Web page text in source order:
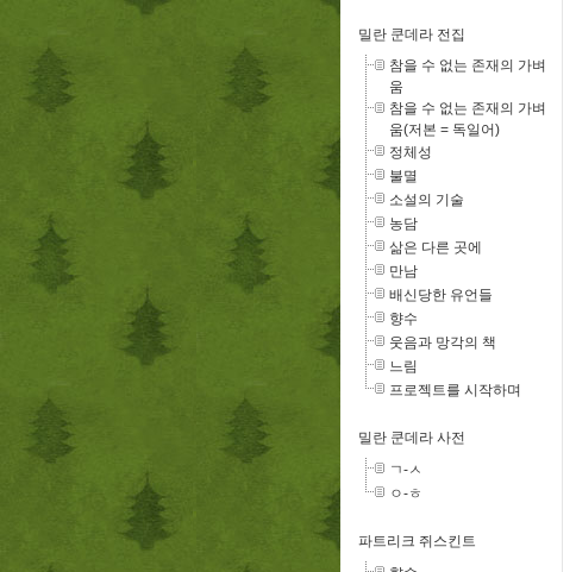
밀란 쿤데라 전집
참을 수 없는 존재의 가벼
움
참을 수 없는 존재의 가벼
움(저본 = 독일어)
정체성
불멸
소설의 기술
농담
삶은 다른 곳에
만남
배신당한 유언들
향수
웃음과 망각의 책
느림
프로젝트를 시작하며
밀란 쿤데라 사전
ㄱ-ㅅ
ㅇ-ㅎ
파트리크 쥐스킨트